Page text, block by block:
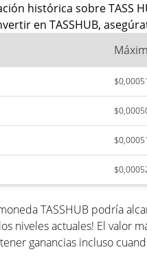
histórica sobre TASS
en TASSHUB,
TASSHUB podría
niveles actuales! El valor
ganancias incluso